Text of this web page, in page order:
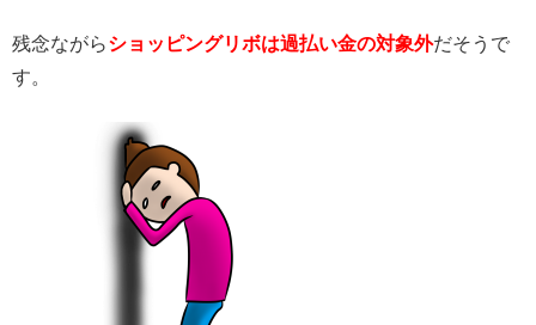
残念ながらショッピングリボは過払い金の対象外だそうで
す。